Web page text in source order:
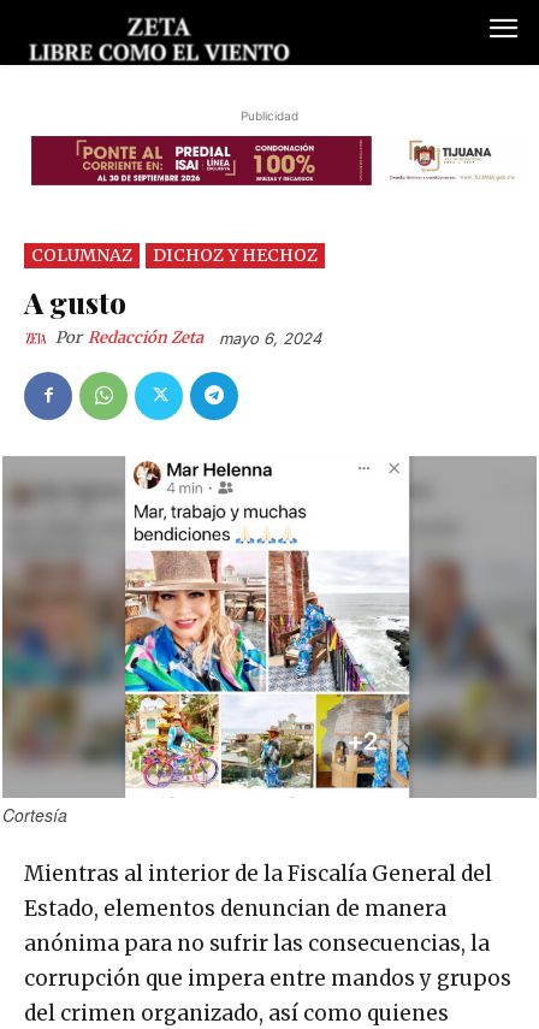
Publicidad
COLUMNAZ DICHOZ Y HECHOZ
A gusto
Por Redacción Zeta mayo 6, 2024
Cortesía
Mientras al interior de la Fiscalía General del
Estado, elementos denuncian de manera
anónima para no sufrir las consecuencias, la
corrupción que impera entre mandos y grupos
del crimen organizado, así como quienes